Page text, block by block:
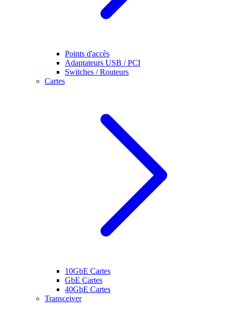
Points d'accès
Adaptateurs USB / PCI
Switches / Routeurs
Cartes
10GbE Cartes
GbE Cartes
40GbE Cartes
Transceiver